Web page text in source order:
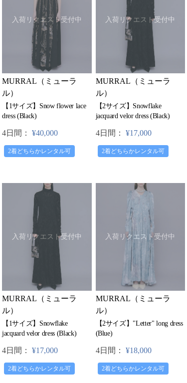
入荷リクエスト受付中
MURRAL（ミューラ
ル）
【1サイズ】Snow flower lace
dress (Black)
4日間： ¥40,000
2着どちらかレンタル可
入荷リクエスト受付中
MURRAL（ミューラ
ル）
【2サイズ】Snowflake
jacquard velor dress (Black)
4日間： ¥17,000
2着どちらかレンタル可
入荷リクエスト受付中
MURRAL（ミューラ
ル）
【1サイズ】Snowflake
jacquard velor dress (Black)
4日間： ¥17,000
2着どちらかレンタル可
入荷リクエスト受付中
MURRAL（ミューラ
ル）
【2サイズ】"Letter" long dress
(Blue)
4日間： ¥18,000
2着どちらかレンタル可